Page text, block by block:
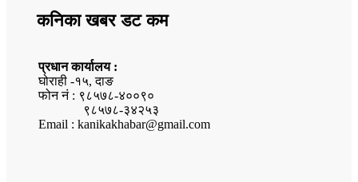
कनिका खबर डट कम
प्रधान कार्यालय :
घोराही -१५, दाङ
फोन नं : ९८५७८-४००९०
९८५७८-३४२५३
Email : kanikakhabar@gmail.com